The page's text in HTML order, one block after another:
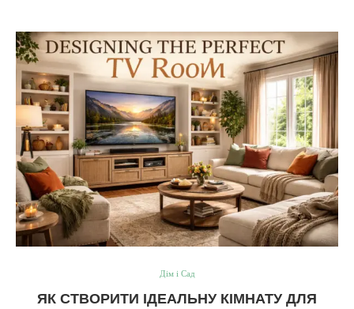
Дім і Сад
ЯК СТВОРИТИ ІДЕАЛЬНУ КІМНАТУ ДЛЯ